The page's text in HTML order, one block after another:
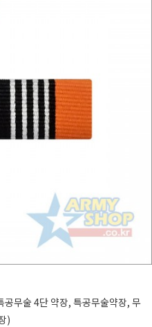
무술 4단 약장, 특공무술약장, 무
)